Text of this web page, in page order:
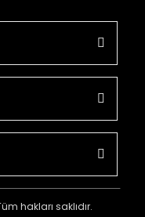
hakları saklıdır.